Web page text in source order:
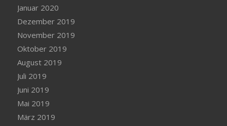
Januar 2020
Dezember 2019
November 2019
Oktober 2019
August 2019
Juli 2019
Juni 2019
Mai 2019
März 2019